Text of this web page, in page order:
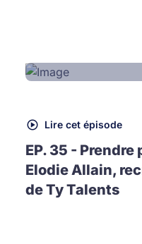
Lire cet épisode
EP. 35 -
Elodie Allain,
de Ty Talents